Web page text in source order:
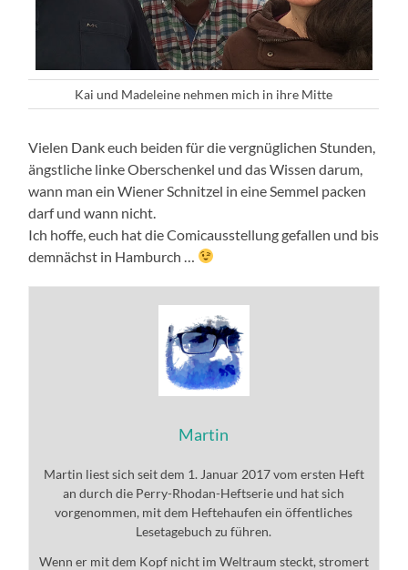
Kai und Madeleine nehmen mich in ihre Mitte
Vielen Dank euch beiden für die vergnüglichen Stunden,
ängstliche linke Oberschenkel und das Wissen darum,
wann man ein Wiener Schnitzel in eine Semmel packen
darf und wann nicht.
Ich hoffe, euch hat die Comicausstellung gefallen und bis
demnächst in Hamburch …
Martin
Martin liest sich seit dem 1. Januar 2017 vom ersten Heft
an durch die Perry-Rhodan-Heftserie und hat sich
vorgenommen, mit dem Heftehaufen ein öffentliches
Lesetagebuch zu führen.
Wenn er mit dem Kopf nicht im Weltraum steckt, stromert